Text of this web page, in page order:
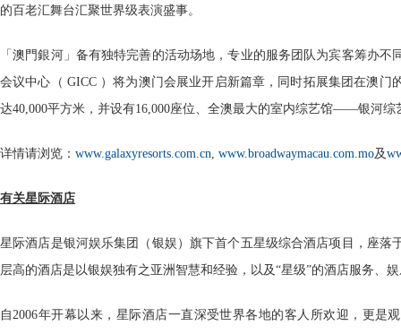
的百老汇舞台汇聚世界级表演盛事。
「澳門銀河」备有独特完善的活动场地，专业的服务团队为宾客筹办不
会议中心（ GICC ）将为澳门会展业开启新篇章，同时拓展集团在澳门
达40,000平方米，并设有16,000座位、全澳最大的室内综艺馆——银河综
详情请浏览： www.galaxyresorts.com.cn, www.broadwaymacau.com.mo及
有关星际酒店
星际酒店是银河娱乐集团（银娱）旗下首个五星级综合酒店项目，座落
层高的酒店是以银娱独有之亚洲智慧和经验，以及“星级”的酒店服务、
自2006年开幕以来，星际酒店一直深受世界各地的客人所欢迎，更是